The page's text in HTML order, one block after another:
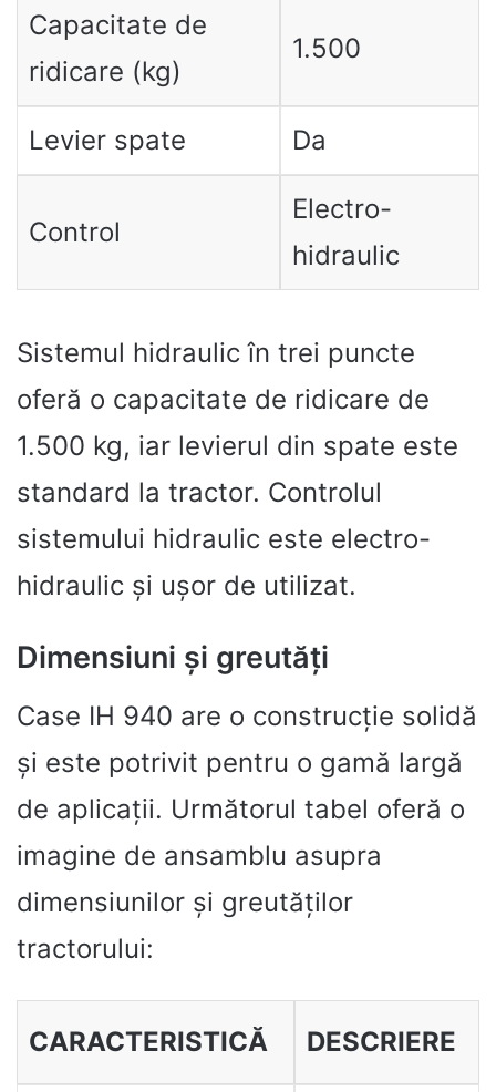
Capacitate de
ridicare (kg)
1.500
Levier spate Da
Control
Electro-
hidraulic
Sistemul hidraulic în trei puncte
oferă o capacitate de ridicare de
1.500 kg, iar levierul din spate este
standard la tractor. Controlul
sistemului hidraulic este electro-
hidraulic și ușor de utilizat.
Dimensiuni și greutăți
Case IH 940 are o construcție solidă
și este potrivit pentru o gamă largă
de aplicații. Următorul tabel oferă o
imagine de ansamblu asupra
dimensiunilor și greutăților
tractorului:
CARACTERISTICĂ DESCRIERE